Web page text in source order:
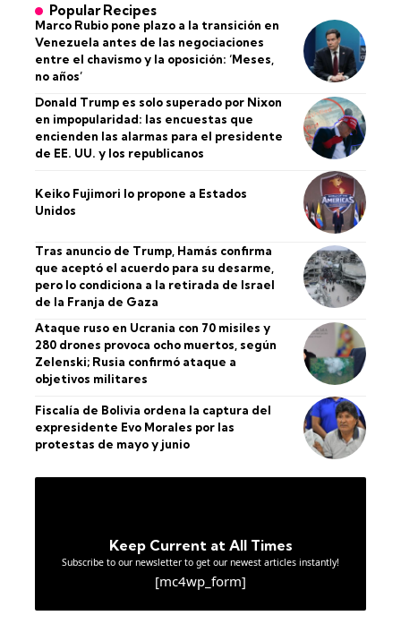
Popular Recipes
Marco Rubio pone plazo a la transición en
Venezuela antes de las negociaciones
entre el chavismo y la oposición: ‘Meses,
no años’
Donald Trump es solo superado por Nixon
en impopularidad: las encuestas que
encienden las alarmas para el presidente
de EE. UU. y los republicanos
Keiko Fujimori lo propone a Estados
Unidos
Tras anuncio de Trump, Hamás confirma
que aceptó el acuerdo para su desarme,
pero lo condiciona a la retirada de Israel
de la Franja de Gaza
Ataque ruso en Ucrania con 70 misiles y
280 drones provoca ocho muertos, según
Zelenski; Rusia confirmó ataque a
objetivos militares
Fiscalía de Bolivia ordena la captura del
expresidente Evo Morales por las
protestas de mayo y junio
Keep Current at All Times
Subscribe to our newsletter to get our newest articles instantly!
[mc4wp_form]